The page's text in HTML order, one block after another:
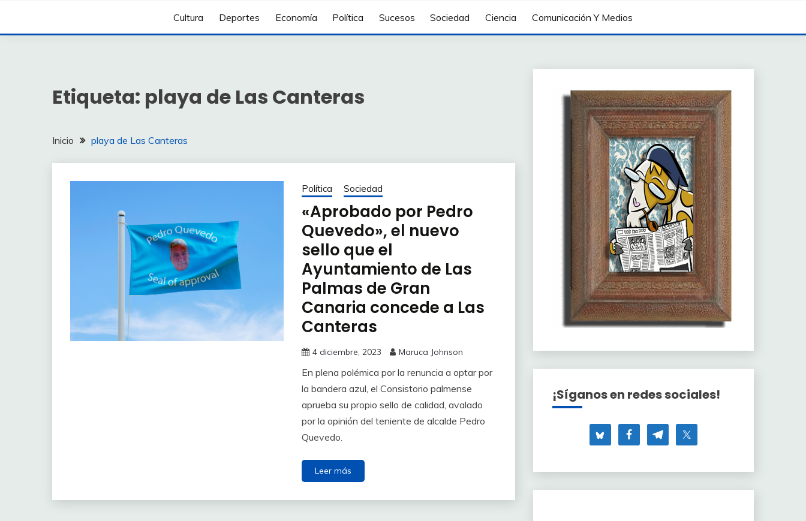
Cultura Deportes Economía Política Sucesos Sociedad Ciencia Comunicación Y Medios
Etiqueta: playa de Las Canteras
Inicio playa de Las Canteras
Política Sociedad
«Aprobado por Pedro
Quevedo», el nuevo
sello que el
Ayuntamiento de Las
Palmas de Gran
Canaria concede a Las
Canteras
4 diciembre, 2023 Maruca Johnson
En plena polémica por la renuncia a optar por
la bandera azul, el Consistorio palmense
aprueba su propio sello de calidad, avalado
por la opinión del teniente de alcalde Pedro
Quevedo.
Leer más
¡Síganos en redes sociales!